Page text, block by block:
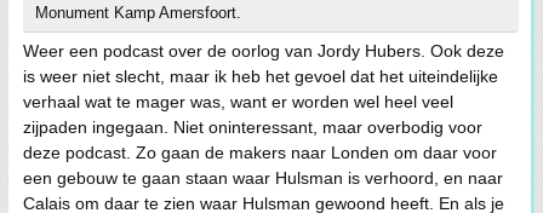
Monument Kamp Amersfoort.
Weer een podcast over de oorlog van Jordy Hubers. Ook deze
is weer niet slecht, maar ik heb het gevoel dat het uiteindelijke
verhaal wat te mager was, want er worden wel heel veel
zijpaden ingegaan. Niet oninteressant, maar overbodig voor
deze podcast. Zo gaan de makers naar Londen om daar voor
een gebouw te gaan staan waar Hulsman is verhoord, en naar
Calais om daar te zien waar Hulsman gewoond heeft. En als je